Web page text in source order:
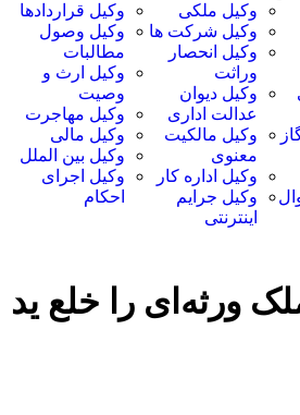
ملکی
شرکت ها
انحصار
دیوان
اداری
مالکیت
اداره کار
جرایم
وکیل قراردادها
وکیل وصول
مطالبات
وکیل ارث و
وکیل مهاجرت
وکیل مالی
وکیل بین الملل
وکیل اجرای
را خلع ید